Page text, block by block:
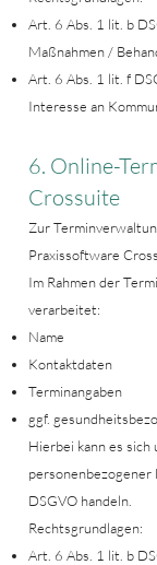
Art. 6 Abs. 1 lit. b
Maßnahmen /
Art. 6 Abs. 1 lit. f
Interesse an
6. Online-
Crossuite
Zur
Praxissoftware
Im Rahmen der
verarbeitet:
Name
Kontaktdaten
Terminangaben
ggf.
Hierbei kann es
DSGVO handeln.
Rechtsgrundlagen:
Art. 6 Abs. 1 lit. b